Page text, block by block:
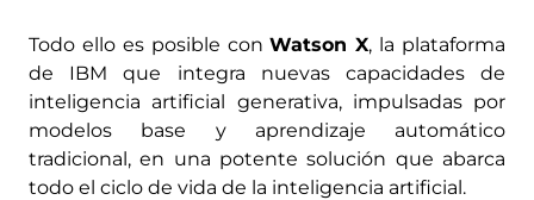
Todo ello es posible conWatson X, la plataforma
de IBM que integra nuevas capacidades de
inteligencia artificial generativa, impulsadas por
modelos base y aprendizaje automático
tradicional, en una potente solución que abarca
todo el ciclo de vida de la inteligencia artificial.